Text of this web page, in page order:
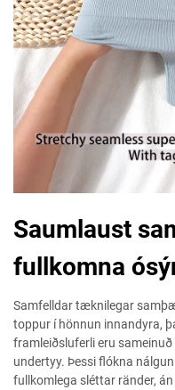
Saumlaust
fullkomna
Samfelldar tæknilegar
toppur í hönnun innandyra,
framleiðsluferli eru
undertyy. Þessi flókna
fullkomlega sléttar ränder,